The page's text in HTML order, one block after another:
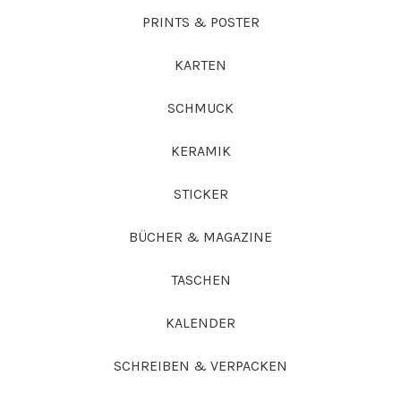
PRINTS & POSTER
KARTEN
SCHMUCK
KERAMIK
STICKER
BÜCHER & MAGAZINE
TASCHEN
KALENDER
SCHREIBEN & VERPACKEN